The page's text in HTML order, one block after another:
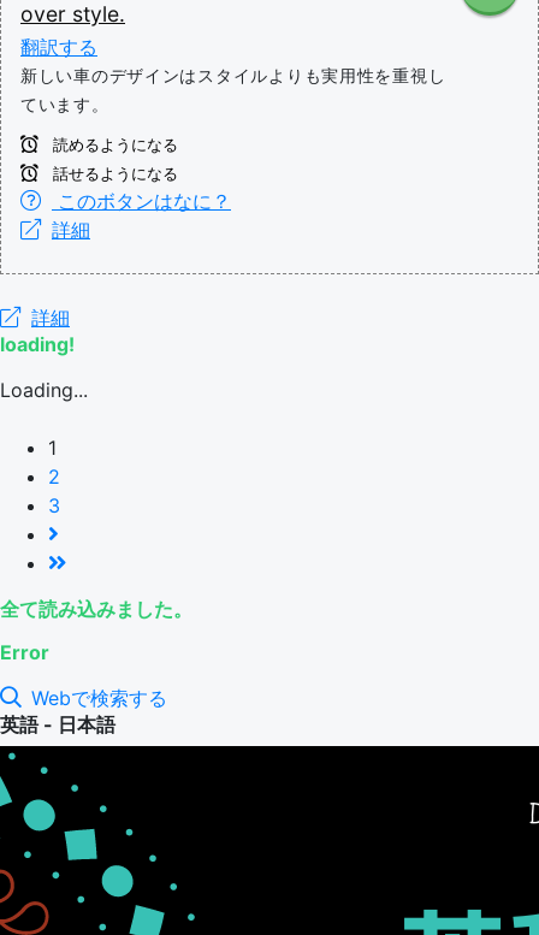
over style.
翻訳する
新しい車のデザインはスタイルよりも実用性を重視し
ています。
読めるようになる
話せるようになる
このボタンはなに？
詳細
詳細
loading!
Loading...
1
2
3
全て読み込みました。
Error
Webで検索する
英語 - 日本語